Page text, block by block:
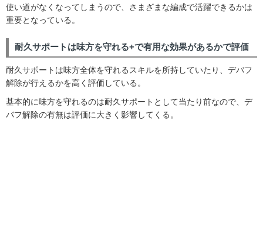
使い道がなくなってしまうので、さまざまな編成で活躍できるかは
重要となっている。
耐久サポートは味方を守れる+で有用な効果があるかで評価
耐久サポートは味方全体を守れるスキルを所持していたり、デバフ
解除が行えるかを高く評価している。
基本的に味方を守れるのは耐久サポートとして当たり前なので、デ
バフ解除の有無は評価に大きく影響してくる。